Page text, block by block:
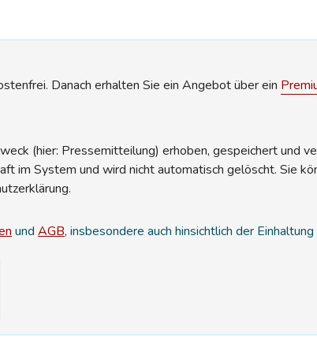
Danach erhalten Sie ein Angebot über ein
(hier: Pressemitteilung) erhoben, gespeichert und
im System und wird nicht automatisch gelöscht. Sie
und AGB, insbesondere auch hinsichtlich der